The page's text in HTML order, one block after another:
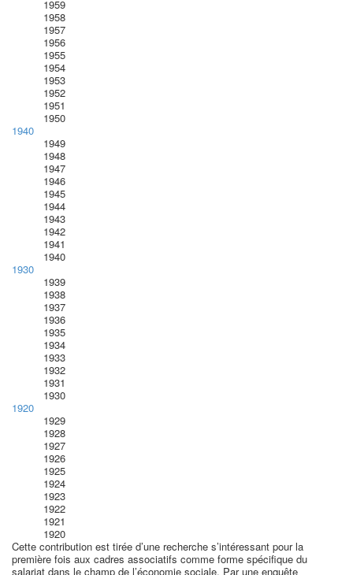
1959
1958
1957
1956
1955
1954
1953
1952
1951
1950
1940
1949
1948
1947
1946
1945
1944
1943
1942
1941
1940
1930
1939
1938
1937
1936
1935
1934
1933
1932
1931
1930
1920
1929
1928
1927
1926
1925
1924
1923
1922
1921
1920
Cette contribution est tirée d’une recherche s’intéressant pour la
première fois aux cadres associatifs comme forme spécifique du
salariat dans le champ de l’économie sociale. Par une enquête